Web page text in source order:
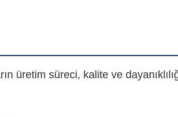
üretim süreci, kalite ve